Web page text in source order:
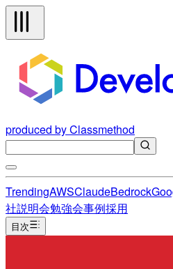
produced by Classmethod
TrendingAWSClaudeBedrock
社説明会勉強会事例採用
目次